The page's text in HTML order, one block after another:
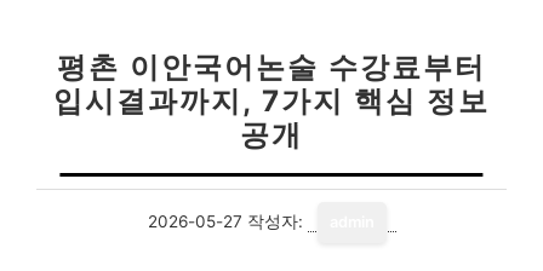
평촌 이안국어논술 수강료부터
입시결과까지, 7가지 핵심 정보
공개
2026-05-27 작성자: